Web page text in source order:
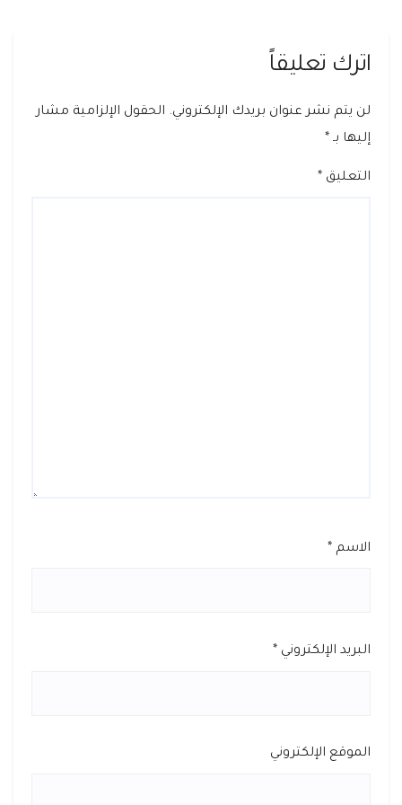
اترك تعليقاً
لن يتم نشر عنوان بريدك الإلكتروني. الحقول الإلزامية مشار
إليها بـ *
التعليق *
الاسم *
البريد الإلكتروني *
الموقع الإلكتروني